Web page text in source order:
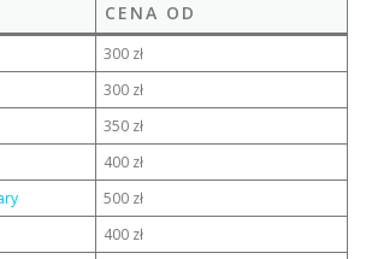
CENA OD
300 zł
300 zł
350 zł
400 zł
500 zł
400 zł